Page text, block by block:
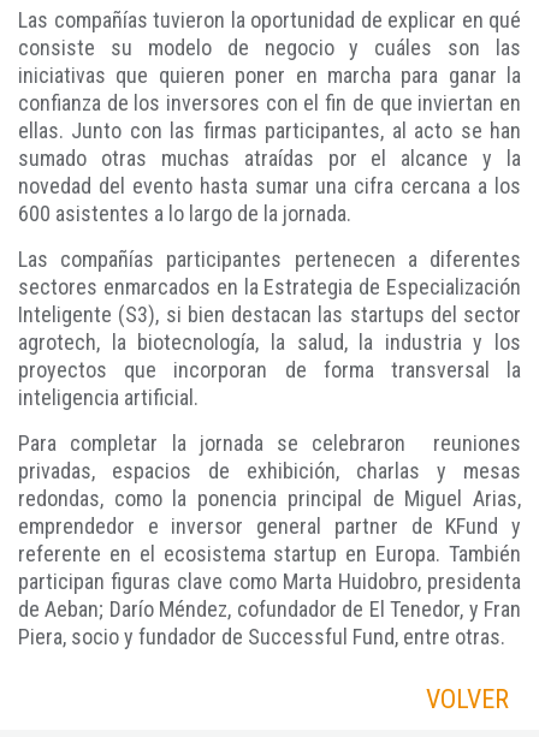
Las compañías tuvieron la oportunidad de explicar en qué
consiste su modelo de negocio y cuáles son las
iniciativas que quieren poner en marcha para ganar la
confianza de los inversores con el fin de que inviertan en
ellas. Junto con las firmas participantes, al acto se han
sumado otras muchas atraídas por el alcance y la
novedad del evento hasta sumar una cifra cercana a los
600 asistentes a lo largo de la jornada.
Las compañías participantes pertenecen a diferentes
sectores enmarcados en la Estrategia de Especialización
Inteligente (S3), si bien destacan las startups del sector
agrotech, la biotecnología, la salud, la industria y los
proyectos que incorporan de forma transversal la
inteligencia artificial.
Para completar la jornada se celebraron reuniones
privadas, espacios de exhibición, charlas y mesas
redondas, como la ponencia principal de Miguel Arias,
emprendedor e inversor general partner de KFund y
referente en el ecosistema startup en Europa. También
participan figuras clave como Marta Huidobro, presidenta
de Aeban; Darío Méndez, cofundador de El Tenedor, y Fran
Piera, socio y fundador de Successful Fund, entre otras.
VOLVER